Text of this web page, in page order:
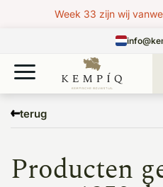
Week 33 zijn wij
terug
vorst 1250 dubbele wel
Producten